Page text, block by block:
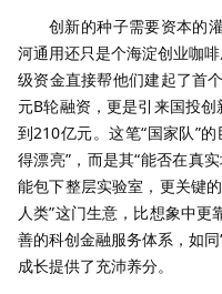
创新的种子需要资本的
河通用还只是个海淀创业咖
级资金直接帮他们建起了首
元B轮融资，更是引来国投
到210亿元。这笔“国家队”
得漂亮”，而是其“能否在真
能包下整层实验室，更关键
人类”这门生意，比想象中
善的科创金融服务体系，如
成长提供了充沛养分。